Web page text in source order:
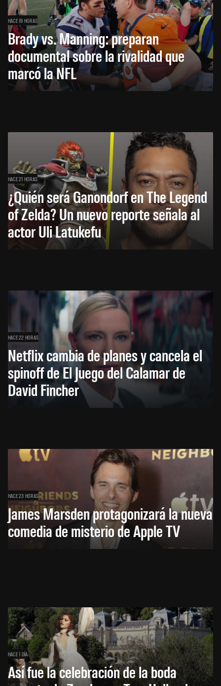
HACE 19 HORAS
Brady vs. Manning: preparan
documental sobre la rivalidad que
marcó la NFL
HACE 21 HORAS
¿Quién será Ganondorf en The Legend
of Zelda? Un nuevo reporte señala al
actor Uli Latukefu
HACE 22 HORAS
Netflix cambia de planes y cancela el
spinoff de El Juego del Calamar de
David Fincher
HACE 23 HORAS
James Marsden protagonizará la nueva
comedia de misterio de Apple TV
HACE 1 DÍA
Así fue la celebración de la boda